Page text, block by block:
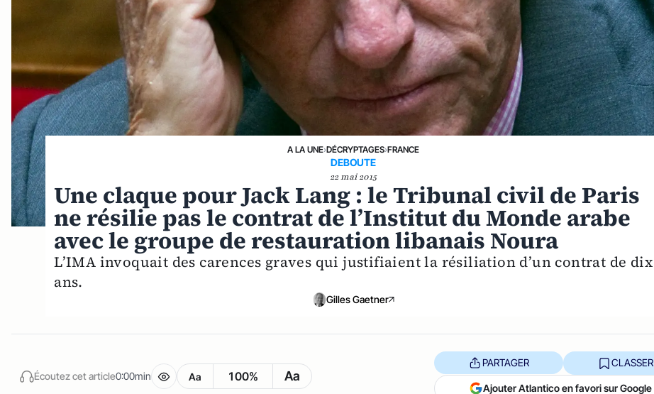
A LA UNE›DÉCRYPTAGES›FRANCE
DEBOUTE
22 mai 2015
Une claque pour Jack Lang : le Tribunal civil de Paris
ne résilie pas le contrat de l’Institut du Monde arabe
avec le groupe de restauration libanais Noura
L’IMA invoquait des carences graves qui justifiaient la résiliation d’un contrat de dix
ans.
Gilles Gaetner
Écoutez cet article0:00min Aa 100% Aa
PARTAGER CLASSER
Ajouter Atlantico en favori sur Google